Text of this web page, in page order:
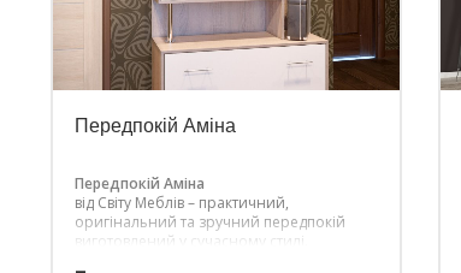
Передпокій Аміна
Передпокій Аміна
від Світу Меблів – практичний,
оригінальний та зручний передпокій
виготовлений у сучасному стилі.